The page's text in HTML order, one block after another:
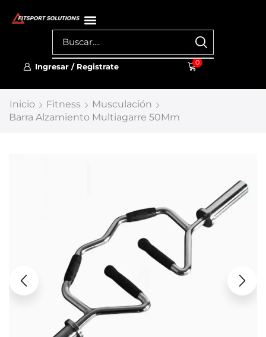
Ingresar / Registrate 0
Inicio Fitness
Musculación
Barra Alzamiento Multiagarre 50Mm